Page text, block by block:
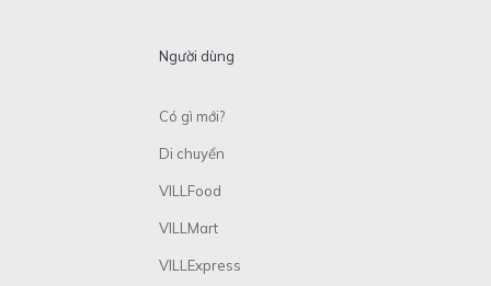
Người dùng
Có gì mới?
Di chuyển
VILLFood
VILLMart
VILLExpress